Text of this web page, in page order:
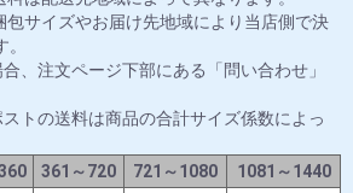
包サイズやお届け先地域により当店側で決
、注文ページ下部にある「問い合わせ」
トの送料は商品の合計サイズ係数によっ
361～720 721～1080
1081～1440